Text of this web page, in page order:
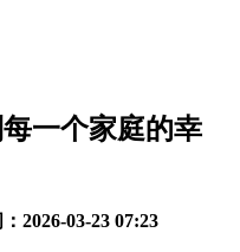
一个家庭的幸
2026-03-23 07:23